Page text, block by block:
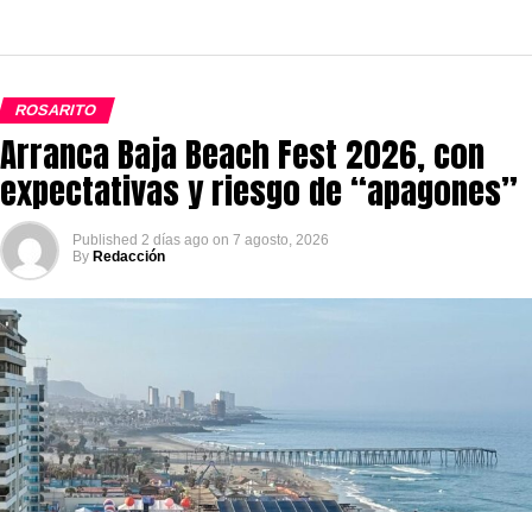
ROSARITO
Arranca Baja Beach Fest 2026, con
expectativas y riesgo de “apagones”
Published 2 días ago on 7 agosto, 2026
By Redacción